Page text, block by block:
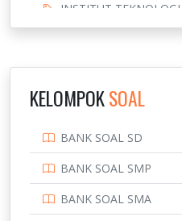
INSTITUT TEKNOLOGI
NOVEMBER
KELOMPOKSOAL
BANK SOAL SD
BANK SOAL SMP
BANK SOAL SMA